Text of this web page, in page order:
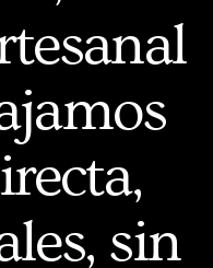
sin